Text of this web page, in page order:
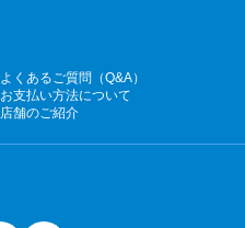
よくあるご質問（Q&A）
お支払い方法について
店舗のご紹介